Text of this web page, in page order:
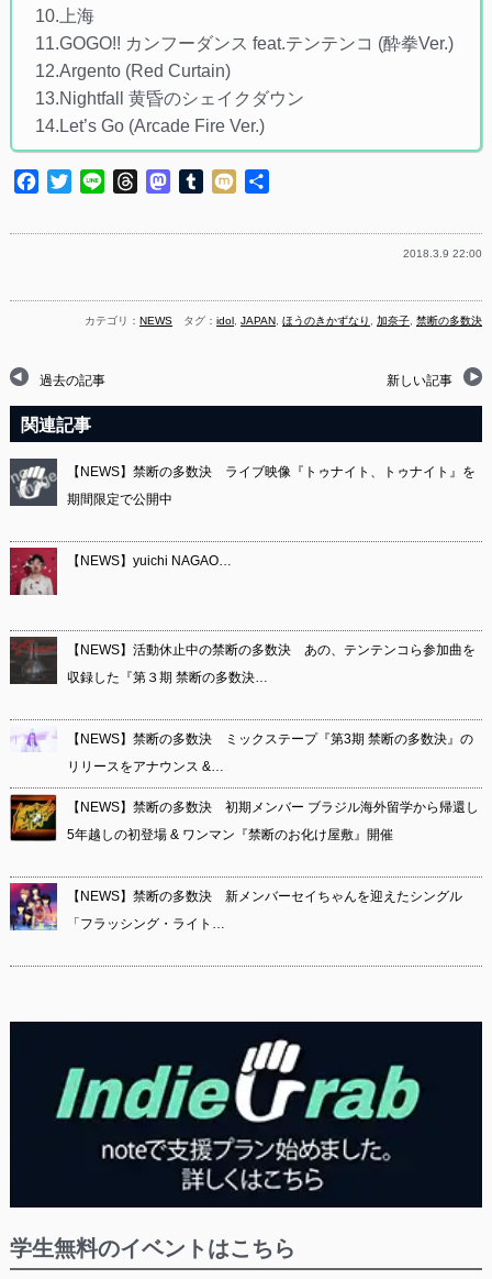
10.上海
11.GOGO!! カンフーダンス feat.テンテンコ (酔拳Ver.)
12.Argento (Red Curtain)
13.Nightfall 黄昏のシェイクダウン
14.Let’s Go (Arcade Fire Ver.)
Facebook
TwitterLine ThreadsMastodon
Tumblr
Mixi
2018.3.9 22:00
カテゴリ：NEWS タグ：idol ,JAPAN ,ほうのきかずなり ,加奈子 ,禁断の多数決
過去の記事 新しい記事
関連記事
【NEWS】禁断の多数決 ライブ映像『トゥナイト、トゥナイト』を
期間限定で公開中
【NEWS】yuichi NAGAO…
【NEWS】活動休止中の禁断の多数決 あの、テンテンコら参加曲を
収録した『第３期 禁断の多数決…
【NEWS】禁断の多数決 ミックステープ『第3期 禁断の多数決』の
リリースをアナウンス &…
【NEWS】禁断の多数決 初期メンバー ブラジル海外留学から帰還し
5年越しの初登場 & ワンマン『禁断のお化け屋敷』開催
【NEWS】禁断の多数決 新メンバーセイちゃんを迎えたシングル
「フラッシング・ライト…
学生無料のイベントはこちら